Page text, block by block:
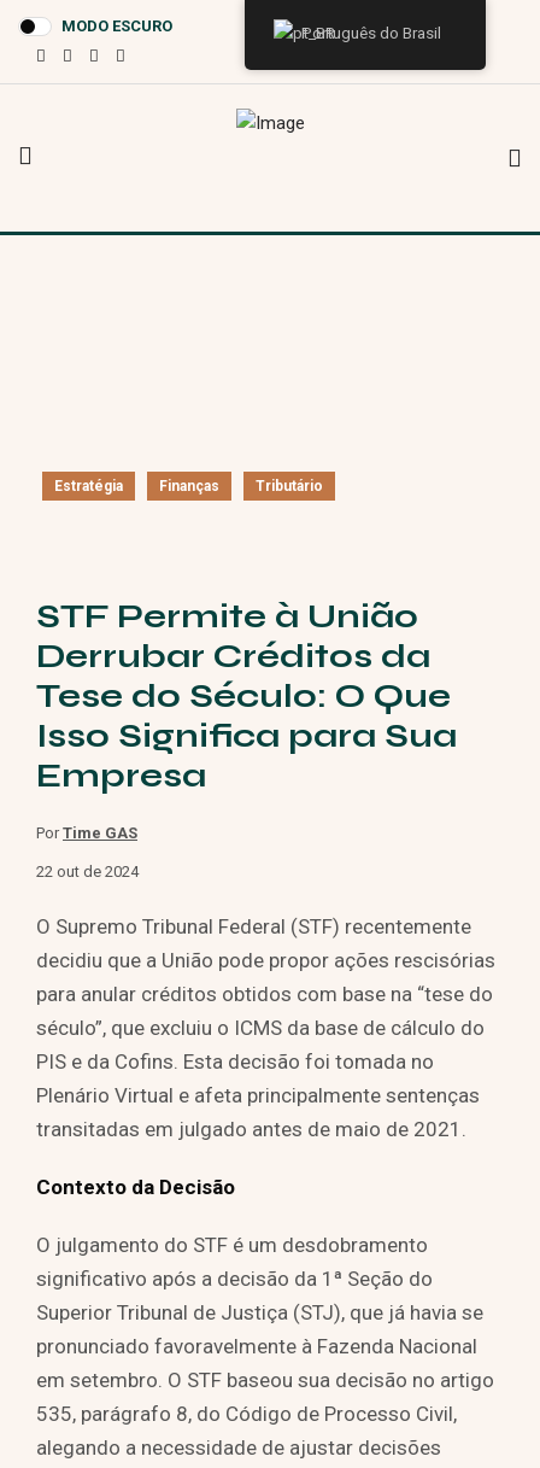
MODO ESCURO
Estratégia Finanças Tributário
STF Permite à União
Derrubar Créditos da
Tese do Século: O Que
Isso Significa para Sua
Empresa
PorTime GAS
22 out de 2024
O Supremo Tribunal Federal (STF) recentemente
decidiu que a União pode propor ações rescisórias
para anular créditos obtidos com base na “tese do
século”, que excluiu o ICMS da base de cálculo do
PIS e da Cofins. Esta decisão foi tomada no
Plenário Virtual e afeta principalmente sentenças
transitadas em julgado antes de maio de 2021.
Contexto da Decisão
O julgamento do STF é um desdobramento
significativo após a decisão da 1ª Seção do
Superior Tribunal de Justiça (STJ), que já havia se
pronunciado favoravelmente à Fazenda Nacional
em setembro. O STF baseou sua decisão no artigo
535, parágrafo 8, do Código de Processo Civil,
alegando a necessidade de ajustar decisões
Português do Brasil